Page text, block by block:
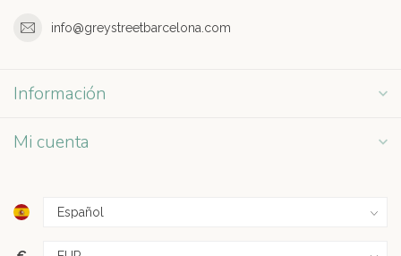
info@greystreetbarcelona.com
Información
Mi cuenta